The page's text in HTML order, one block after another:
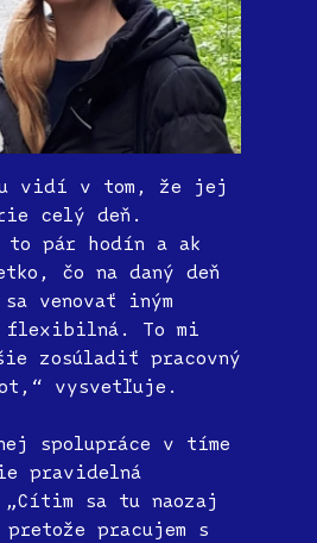
vidí v tom, že jej
celý deň.
to pár hodín a ak
čo na daný deň
sa venovať iným
flexibilná. To mi
zosúladiť pracovný
vysvetľuje.
spolupráce v tíme
pravidelná
„Cítim sa tu naozaj
pracujem s